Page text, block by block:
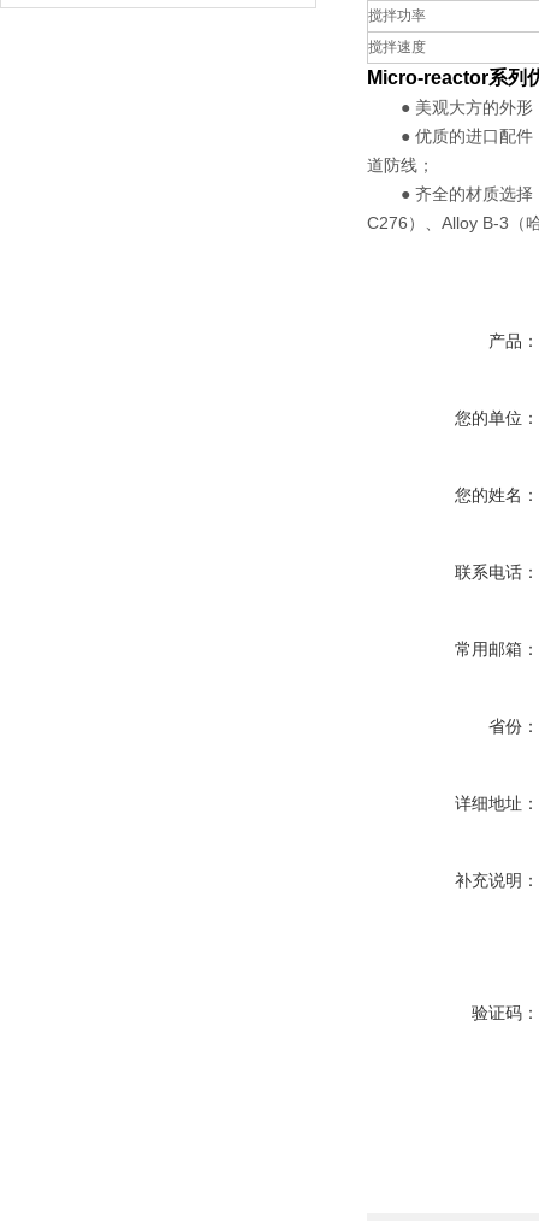
搅拌功率
搅拌速度
Micro-reactor系列
● 美观大方的外形：
● 优质的进口配件：
道防线；
● 齐全的材质选择：
C276）、Alloy B-3（
产品：
您的单位：
您的姓名：
联系电话：
常用邮箱：
省份：
详细地址：
补充说明：
验证码：